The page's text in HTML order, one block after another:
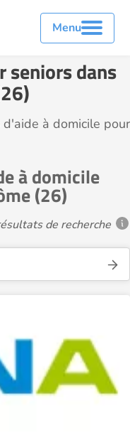
Menu
seniors dans
à domicile pour
à domicile
(26)
de recherche